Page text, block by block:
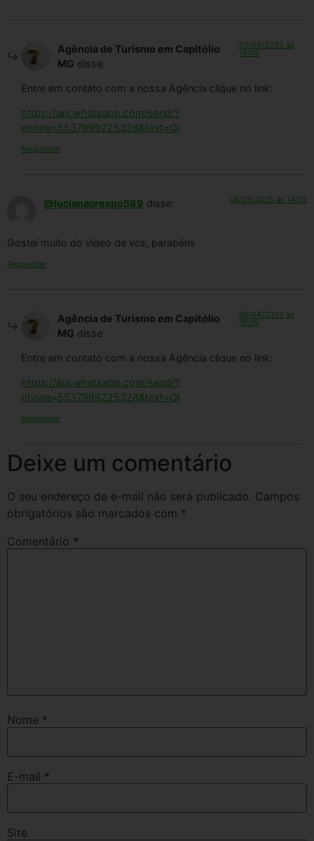
Agência de Turismo em Capitólio
MG disse:
09/04/2025 às
16:09
Entre em contato com a nossa Agência clique no link:
https://api.whatsapp.com/send/?
phone=5537999225328&text=Ol
Responder
@lucianacrespo589 disse: 08/29/2025 às 14:02
Gostei muito do vídeo de vcs, parabéns
Responder
Agência de Turismo em Capitólio
MG disse:
09/04/2025 às
16:09
Entre em contato com a nossa Agência clique no link:
https://api.whatsapp.com/send/?
phone=5537999225328&text=Ol
Responder
Deixe um comentário
O seu endereço de e-mail não será publicado. Campos
obrigatórios são marcados com *
Comentário *
Nome *
E-mail *
Site